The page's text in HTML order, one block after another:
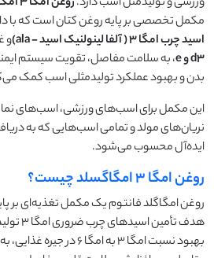
مکمل تخصصی بر پایه روغن کتان است که با
اسید چرب امگا۳(آلفا لینولنیک اسید- ala) و
d3وe، به سلامت مفاصل، تقویت سیستم
بدن و بهبود عملکرد تولیدمثلی اسب کمک
این مکمل برای اسب‌های ورزشی، اسب‌های
ایده‌آل محسوب می‌شود.
روغن امگا ۳ امگاگسلد چیست؟
روغن امگاگلد فانتوم یک مکمل تغذیه‌ای بر
هدف
بهبود نسبت امگا ۳ به امگا